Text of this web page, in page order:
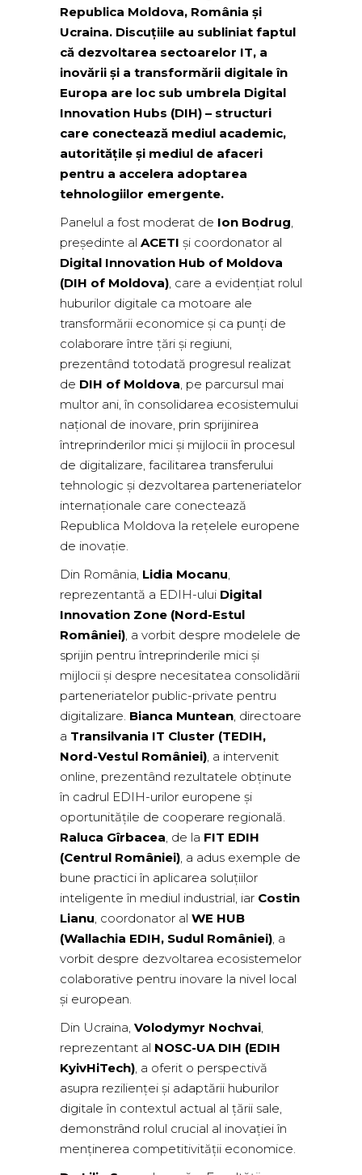
Republica Moldova, România și
Ucraina. Discuțiile au subliniat faptul
că dezvoltarea sectoarelor IT, a
inovării și a transformării digitale în
Europa are loc sub umbrela Digital
Innovation Hubs (DIH) – structuri
care conectează mediul academic,
autoritățile și mediul de afaceri
pentru a accelera adoptarea
tehnologiilor emergente.
Panelul a fost moderat de Ion Bodrug,
președinte al ACETI și coordonator al
Digital Innovation Hub of Moldova
(DIH of Moldova), care a evidențiat rolul
huburilor digitale ca motoare ale
transformării economice și ca punți de
colaborare între țări și regiuni,
prezentând totodată progresul realizat
de DIH of Moldova, pe parcursul mai
multor ani, în consolidarea ecosistemului
național de inovare, prin sprijinirea
întreprinderilor mici și mijlocii în procesul
de digitalizare, facilitarea transferului
tehnologic și dezvoltarea parteneriatelor
internaționale care conectează
Republica Moldova la rețelele europene
de inovație.
Din România, Lidia Mocanu,
reprezentantă a EDIH-ului Digital
Innovation Zone (Nord-Estul
României), a vorbit despre modelele de
sprijin pentru întreprinderile mici și
mijlocii și despre necesitatea consolidării
parteneriatelor public-private pentru
digitalizare. Bianca Muntean, directoare
a Transilvania IT Cluster (TEDIH,
Nord-Vestul României), a intervenit
online, prezentând rezultatele obținute
în cadrul EDIH-urilor europene și
oportunitățile de cooperare regională.
Raluca Gîrbacea, de la FIT EDIH
(Centrul României), a adus exemple de
bune practici în aplicarea soluțiilor
inteligente în mediul industrial, iar Costin
Lianu, coordonator al WE HUB
(Wallachia EDIH, Sudul României), a
vorbit despre dezvoltarea ecosistemelor
colaborative pentru inovare la nivel local
și european.
Din Ucraina, Volodymyr Nochvai,
reprezentant al NOSC-UA DIH (EDIH
KyivHiTech), a oferit o perspectivă
asupra rezilienței și adaptării huburilor
digitale în contextul actual al țării sale,
demonstrând rolul crucial al inovației în
menținerea competitivității economice.